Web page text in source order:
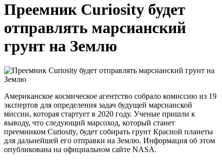
Преемник Curiosity будет
отправлять марсианский
грунт на Землю
Американское космическое агентство собрало комиссию из 19
экспертов для определения задач будущей марсианской
миссии, которая стартует в 2020 году. Ученые пришли к
выводу, что следующий марсоход, который станет
преемником Curiosity, будет собирать грунт Красной планеты
для дальнейшей его отправки на Землю. Информация об этом
опубликована на официальном сайте NASA.